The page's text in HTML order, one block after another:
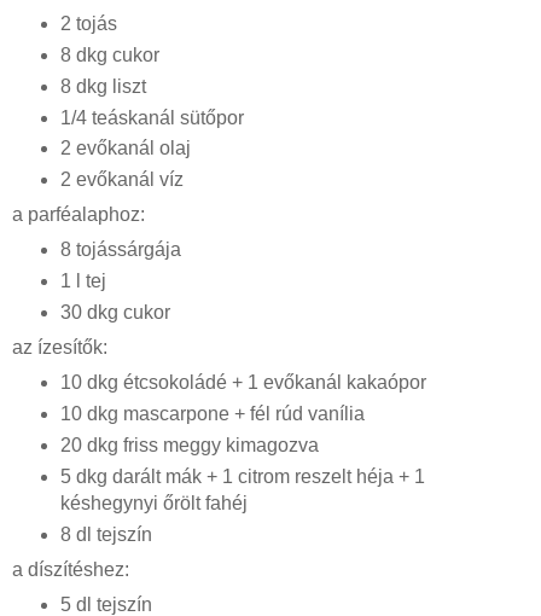
2 tojás
8 dkg cukor
8 dkg liszt
1/4 teáskanál sütőpor
2 evőkanál olaj
2 evőkanál víz
a parféalaphoz:
8 tojássárgája
1 l tej
30 dkg cukor
az ízesítők:
10 dkg étcsokoládé + 1 evőkanál kakaópor
10 dkg mascarpone + fél rúd vanília
20 dkg friss meggy kimagozva
5 dkg darált mák + 1 citrom reszelt héja + 1
késhegynyi őrölt fahéj
8 dl tejszín
a díszítéshez:
5 dl tejszín